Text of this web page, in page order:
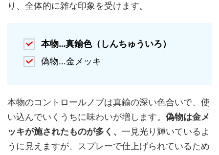
り、全体的に雑な印象を受けます。
本物…真鍮色（しんちゅういろ）
偽物…金メッキ
本物のコントロールノブは真鍮の深い色合いで、使
い込んでいくうちに味わいが増します。 偽物は金メ
ッキが施されたものが多く、 一見光り輝いているよ
うに見えますが、スプレーで仕上げられているため